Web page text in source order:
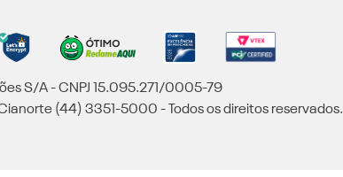
S/A - CNPJ 15.095.271/0005-79
(44) 3351-5000 - Todos os direitos reservados.